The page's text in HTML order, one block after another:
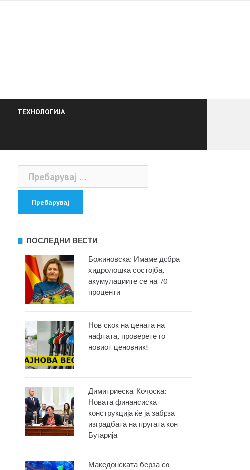
ТЕХНОЛОГИЈА
Пребарувај
за:
ПОСЛЕДНИ ВЕСТИ
Божиновска: Имаме добра
хидролошка состојба,
акумулациите се на 70
проценти
Нов скок на цената на
нафтата, проверете го
новиот ценовник!
Димитриеска-Кочоска:
Новата финансиска
конструкција ќе ја забрза
изградбата на пругата кон
Бугарија
Македонската берза со